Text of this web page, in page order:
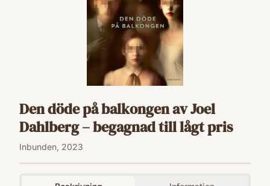
Den döde på balkongen av Joel
Dahlberg – begagnad till lågt pris
Inbunden, 2023